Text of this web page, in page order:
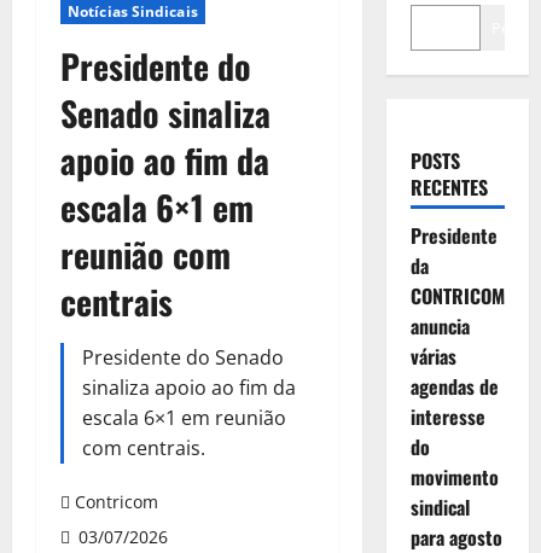
Notícias Sindicais
Presidente do
Senado sinaliza
apoio ao fim da
escala 6×1 em
reunião com
centrais
Presidente do Senado
sinaliza apoio ao fim da
escala 6×1 em reunião
com centrais.
Contricom
03/07/2026
POSTS
RECENTES
Presidente
da
CONTRICOM
anuncia
várias
agendas de
interesse
do
movimento
sindical
para agosto